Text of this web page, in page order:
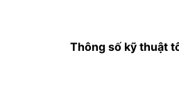
Thông số kỹ thuật